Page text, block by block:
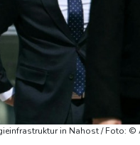
in Nahost / Foto: ©